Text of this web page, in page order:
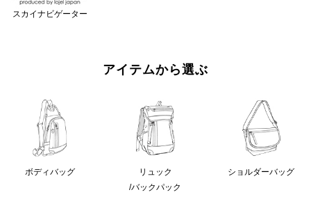
スカイナビゲーター
アイテムから選ぶ
ボディバッグ
リュック
/バックパック
ショルダーバッグ